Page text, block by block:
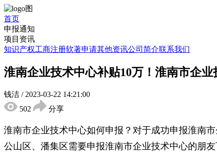
首页
申报通知
项目资讯
知识产权工商注册软著申请其他资讯公司简介联系我们
淮南企业技术中心补贴10万！淮南市企
钱洁 / 2023-03-22 14:21:00
502
分享
淮南市企业技术中心如何申报？对于成功申报淮南
公山区、潘集区需要申报淮南市企业技术中心的朋